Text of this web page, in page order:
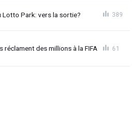
Lotto Park: vers la sortie? 389
réclament des millions à la FIFA 61